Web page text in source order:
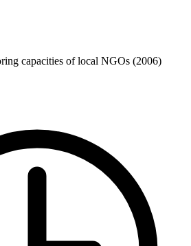
capacities of local NGOs (2006)